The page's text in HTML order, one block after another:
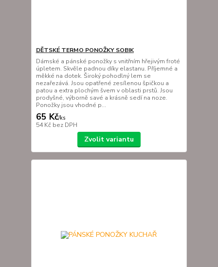
DĚTSKÉ TERMO PONOŽKY SOBIK
Dámské a pánské ponožky s vnitřním hřejivým froté
úpletem. Skvěle padnou díky elastanu. Příjemné a
měkké na dotek. Široký pohodlný lem se
nezařezává. Jsou opatřené zesílenou špičkou a
patou a extra plochým švem v oblasti prstů. Jsou
prodyšné, výborně savé a krásně sedí na noze.
Ponožky jsou vhodné p...
65 Kč/ks
54 Kč bez DPH
Zvolit variantu